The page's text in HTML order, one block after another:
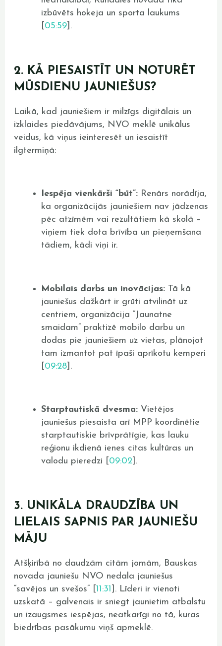
izbūvēts hokeja un sporta laukums
05:59].
2. KĀ PIESAISTĪT UN NOTURĒT
MŪSDIENU JAUNIEŠUS?
Laikā, kad jauniešiem ir milzīgs digitālais un
izklaides piedāvājums, NVO meklē unikālus
veidus, kā viņus ieinteresēt un iesaistīt
ilgtermiņā:
Iespēja vienkārši “būt”:Renārs norādīja,
ka organizācijās jauniešiem nav jādzenas
pēc atzīmēm vai rezultātiem kā skolā –
viņiem tiek dota brīvība un pieņemšana
tādiem, kādi viņi ir.
Mobilais darbs un inovācijas:Tā kā
jauniešus dažkārt ir grūti atvilināt uz
centriem, organizācija “Jaunatne
smaidam” praktizē mobilo darbu un
dodas pie jauniešiem uz vietas, plānojot
tam izmantot pat īpaši aprīkotu kemperi
09:28].
Starptautiskā dvesma:Vietējos
jauniešus piesaista arī MPP koordinētie
starptautiskie brīvprātīgie, kas lauku
reģionu ikdienā ienes citas kultūras un
valodu pieredzi [ 09:02].
3. UNIKĀLA DRAUDZĪBA UN
LIELAIS SAPNIS PAR JAUNIEŠU
MĀJU
Atšķirībā no daudzām citām jomām, Bauskas
novada jauniešu NVO nedala jauniešus
“savējos un svešos” [11:31 ]. Līderi ir vienoti
uzskatā – galvenais ir sniegt jaunietim atbalstu
un izaugsmes iespējas, neatkarīgi no tā, kuras
biedrības pasākumu viņš apmeklē.